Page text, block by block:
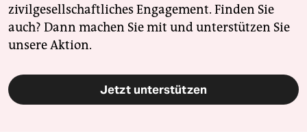
zivilgesellschaftliches Engagement. Finden Sie
auch? Dann machen Sie mit und unterstützen Sie
unsere Aktion.
Jetzt unterstützen